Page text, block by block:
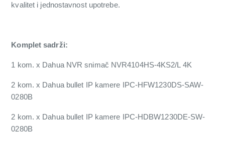
kvalitet i jednostavnost upotrebe.
Komplet sadrži:
1 kom. x Dahua NVR snimač NVR4104HS-4KS2/L 4K
2 kom. x Dahua bullet IP kamere IPC-HFW1230DS-SAW-
0280B
2 kom. x Dahua bullet IP kamere IPC-HDBW1230DE-SW-
0280B